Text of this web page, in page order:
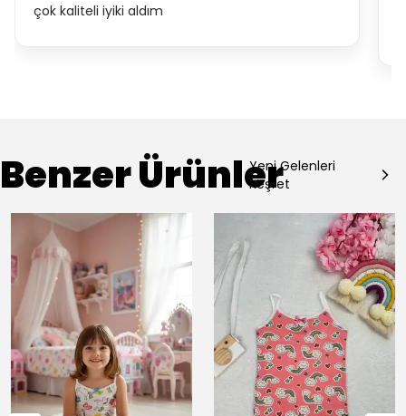
çok kaliteli iyiki aldım
Benzer ÜrünlerYeni Gelenleri
Keşfet